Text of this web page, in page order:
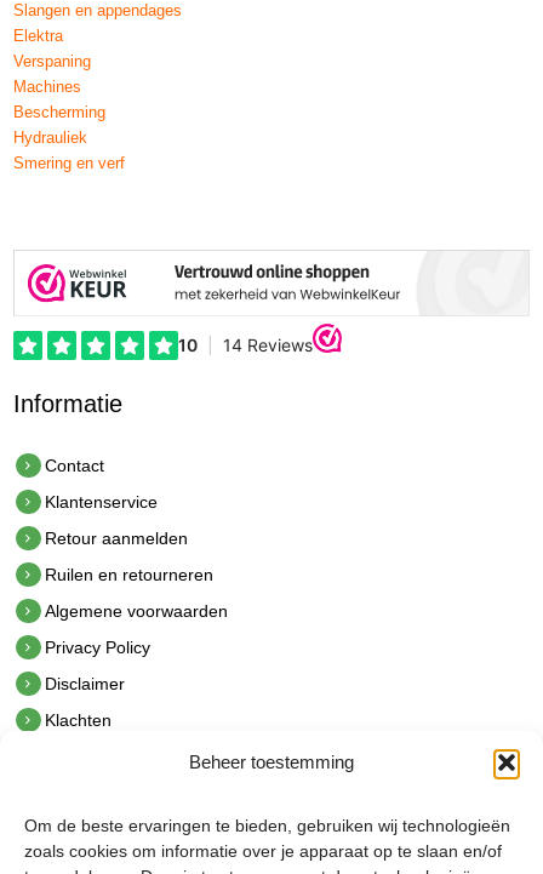
Beheer toestemming
Om de beste ervaringen te bieden, gebruiken wij technologieën
zoals cookies om informatie over je apparaat op te slaan en/of
Slangen en appendages
Elektra
Verspaning
Machines
Bescherming
Hydrauliek
Smering en verf
Informatie
Contact
Klantenservice
Retour aanmelden
Ruilen en retourneren
Algemene voorwaarden
Privacy Policy
Disclaimer
Klachten
hetindustriehuis B.V.
De Hoek 1 1601 MR Enkhuizen